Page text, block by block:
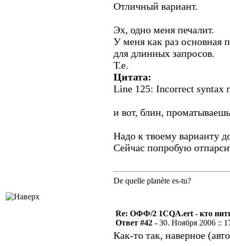
Отличный вариант.
Эх, одно меня печалит.
У меня как раз основная
для длинных запросов.
Т.е.
Цитата:
Line 125: Incorrect syntax
и вот, блин,
Надо к твоему варианту
Сейчас попробую
De quelle planète es-tu?
Re: ОФФ/2 1CQA.ert - кто
Ответ #42 - 30. Ноября 2006 ::
Как-то так, наверное